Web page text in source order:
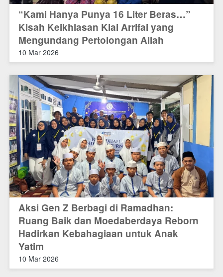
“Kami Hanya Punya 16 Liter Beras…”
Kisah Keikhlasan Kiai Arrifai yang
Mengundang Pertolongan Allah
10 Mar 2026
Aksi Gen Z Berbagi di Ramadhan:
Ruang Baik dan Moedaberdaya Reborn
Hadirkan Kebahagiaan untuk Anak
Yatim
10 Mar 2026